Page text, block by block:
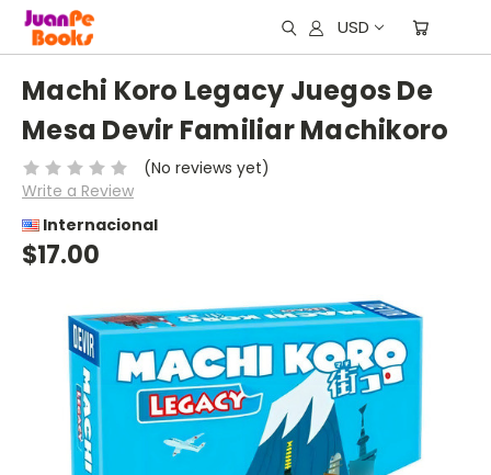
USD
Machi Koro Legacy Juegos De
Mesa Devir Familiar Machikoro
(No reviews yet)
Write a Review
Internacional
$17.00